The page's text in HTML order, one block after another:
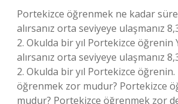
Portekizce öğrenmek ne kadar
alırsanız orta seviyeye ulaşmanız
2. Okulda bir yıl Portekizce öğrenin
alırsanız orta seviyeye ulaşmanız
2. Okulda bir yıl Portekizce
öğrenmek zor mudur? Portekizce
mudur? Portekizce öğrenmek zor